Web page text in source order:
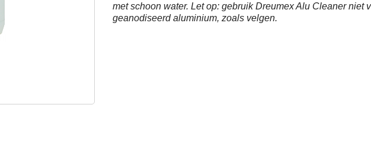
met schoon water. Let op: gebruik Dreumex Alu Cleaner niet
geanodiseerd aluminium, zoals velgen.